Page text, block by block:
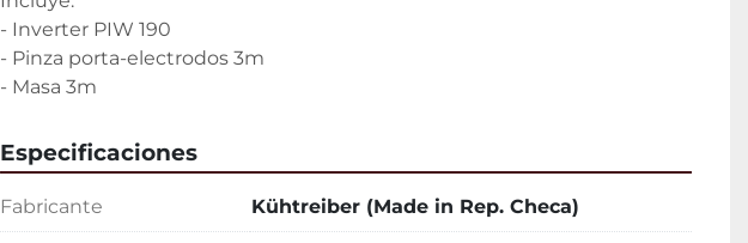
- Inverter PIW 190
- Pinza porta-electrodos 3m
- Masa 3m
Especificaciones
Fabricante Kühtreiber (Made in Rep. Checa)